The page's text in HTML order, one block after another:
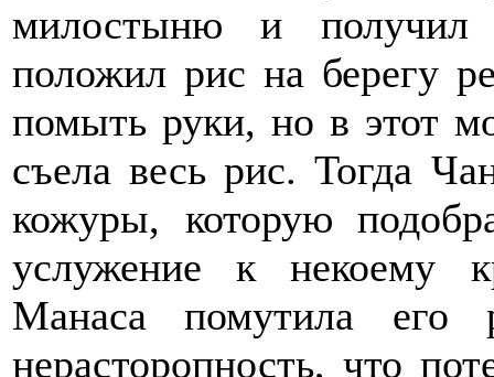
милостыню и получил
положил рис на берегу
помыть руки, но в этот
съела весь рис. Тогда
кожуры, которую
услужение к некоему
Манаса помутила
нерасторопность, что